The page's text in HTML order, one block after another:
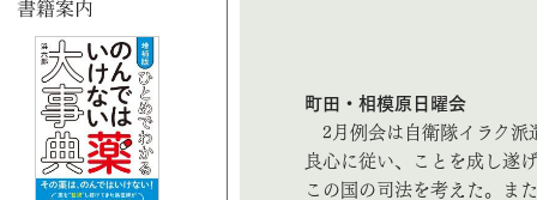
町田・相模原日曜会
2月例会は自衛隊イラク派
良心に従い、ことを成し遂
この国の司法を考えた。ま